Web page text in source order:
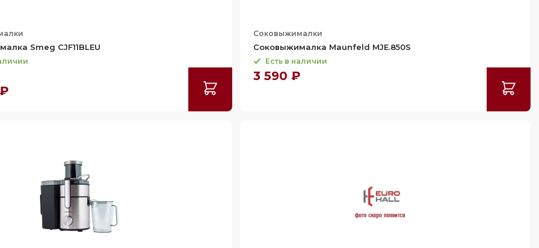
Smeg CJF11BLEU
Соковыжималки
Соковыжималка Maunfeld MJE.850S
Есть в наличии
3 590 ₽